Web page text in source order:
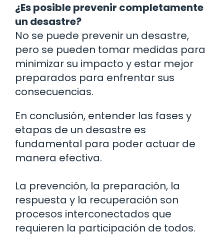
¿Es posible prevenir completamente
un desastre?
No se puede prevenir un desastre,
pero se pueden tomar medidas para
minimizar su impacto y estar mejor
preparados para enfrentar sus
consecuencias.
En conclusión, entender las fases y
etapas de un desastre es
fundamental para poder actuar de
manera efectiva.
La prevención, la preparación, la
respuesta y la recuperación son
procesos interconectados que
requieren la participación de todos.